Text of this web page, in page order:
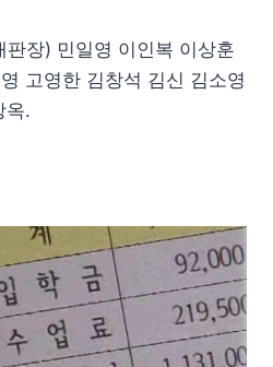
판장) 민일영 이인복 이상훈
고영한 김창석 김신 김소영
옥.